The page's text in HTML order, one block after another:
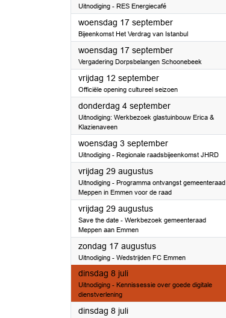
Uitnodiging - RES Energiecafé
woensdag 17 september2025
Bijeenkomst Het Verdrag van Istanbul
woensdag 17 september2025
Vergadering Dorpsbelangen Schoonebeek
vrijdag 12 september2025
Officiële opening cultureel seizoen
donderdag 4 september2025
Uitnodiging: Werkbezoek glastuinbouw Erica &
Klazienaveen
woensdag 3 september2025
Uitnodiging - Regionale raadsbijeenkomst JHRD
vrijdag 29 augustus2025
Uitnodiging - Programma ontvangst gemeenteraad
Meppen in Emmen voor de raad
vrijdag 29 augustus2025
Save the date - Werkbezoek gemeenteraad
Meppen aan Emmen
zondag 17 augustus2025
Uitnodiging - Wedstrijden FC Emmen
dinsdag 8 juli2025
Uitnodiging - Kennissessie over goede digitale
dienstverlening
dinsdag 8 juli2025